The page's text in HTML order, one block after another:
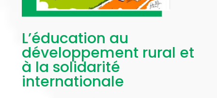
L’éducation au
développement rural et
à la solidarité
internationale